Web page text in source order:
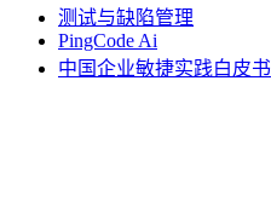
测试与缺陷管理
PingCode Ai
中国企业敏捷实践白皮书